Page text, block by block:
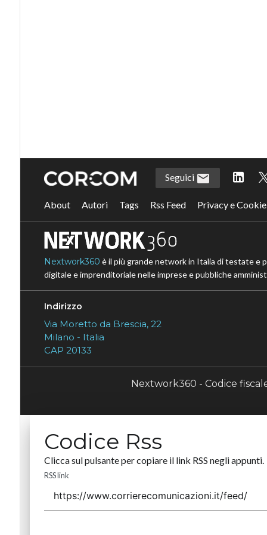
Seguici
About Autori Tags Rss Feed Privacy e
Nextwork360 è il più grande network in Italia di testate e
digitale e imprenditoriale nelle imprese e pubbliche
Indirizzo
Via Moretto da Brescia, 22
Milano - Italia
CAP 20133
Nextwork360 - Codice
Codice Rss
Clicca sul pulsante per copiare il link RSS negli appunti.
RSS link